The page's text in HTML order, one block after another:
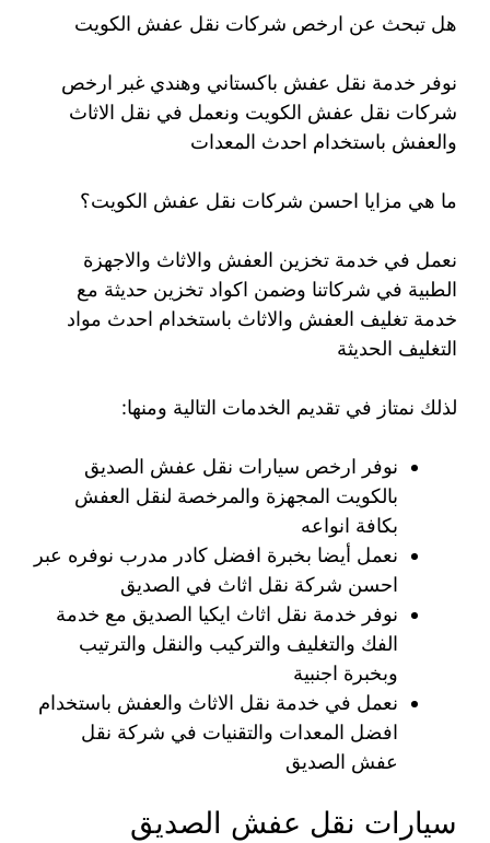
هل تبحث عن ارخص شركات نقل عفش الكويت
نوفر خدمة نقل عفش باكستاني وهندي غبر ارخص
شركات نقل عفش الكويت ونعمل في نقل الاثاث
والعفش باستخدام احدث المعدات
ما هي مزايا احسن شركات نقل عفش الكويت؟
نعمل في خدمة تخزين العفش والاثاث والاجهزة
الطبية في شركاتنا وضمن اكواد تخزين حديثة مع
خدمة تغليف العفش والاثاث باستخدام احدث مواد
التغليف الحديثة
لذلك نمتاز في تقديم الخدمات التالية ومنها:
نوفر ارخص سيارات نقل عفش الصديق
بالكويت المجهزة والمرخصة لنقل العفش
بكافة انواعه
نعمل أيضا بخبرة افضل كادر مدرب نوفره عبر
احسن شركة نقل اثاث في الصديق
نوفر خدمة نقل اثاث ايكيا الصديق مع خدمة
الفك والتغليف والتركيب والنقل والترتيب
وبخبرة اجنبية
نعمل في خدمة نقل الاثاث والعفش باستخدام
افضل المعدات والتقنيات في شركة نقل
عفش الصديق
سيارات نقل عفش الصديق